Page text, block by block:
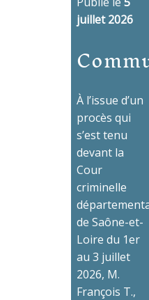
juillet 2026
À l’issue d’un
procès qui
s’est tenu
devant la
Cour
criminelle
de Saône-et-
Loire du 1er
au 3 juillet
2026, M.
François T.,